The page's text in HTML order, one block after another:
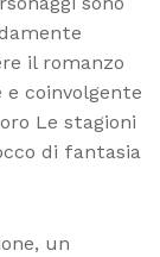
il romanzo
coinvolgente
Le stagioni
di fantasia
un